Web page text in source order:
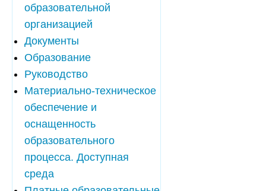
образовательной
организацией
Документы
Образование
Руководство
Материально-техническое
обеспечение и
оснащенность
образовательного
процесса. Доступная
среда